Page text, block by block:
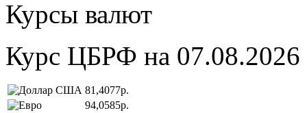
Курсы валют
Курс ЦБРФ на 07.08.2026
81,4077р.
94,0585р.